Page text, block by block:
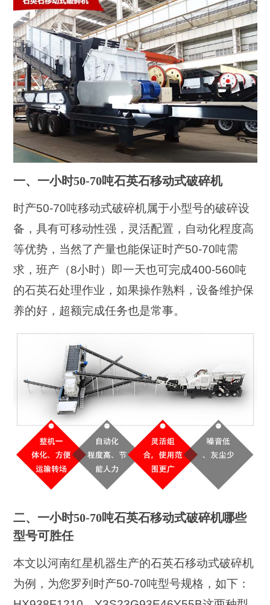
一、一小时50-70吨石英石移动式破碎机
时产50-70吨移动式破碎机属于小型号的破碎设
备，具有可移动性强，灵活配置，自动化程度高
等优势，当然了产量也能保证时产50-70吨需
求，班产（8小时）即一天也可完成400-560吨
的石英石处理作业，如果操作熟料，设备维护保
养的好，超额完成任务也是常事。
二、一小时50-70吨石英石移动式破碎机哪些
型号可胜任
本文以河南红星机器生产的石英石移动式破碎机
为例，为您罗列时产50-70吨型号规格，如下：